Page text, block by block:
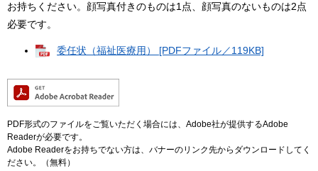
お持ちください。顔写真付きのものは1点、顔写真のないものは2点
必要です。
委任状（福祉医療用） [PDFファイル／119KB]
PDF形式のファイルをご覧いただく場合には、Adobe社が提供するAdobe
Readerが必要です。
Adobe Readerをお持ちでない方は、バナーのリンク先からダウンロードしてく
ださい。（無料）